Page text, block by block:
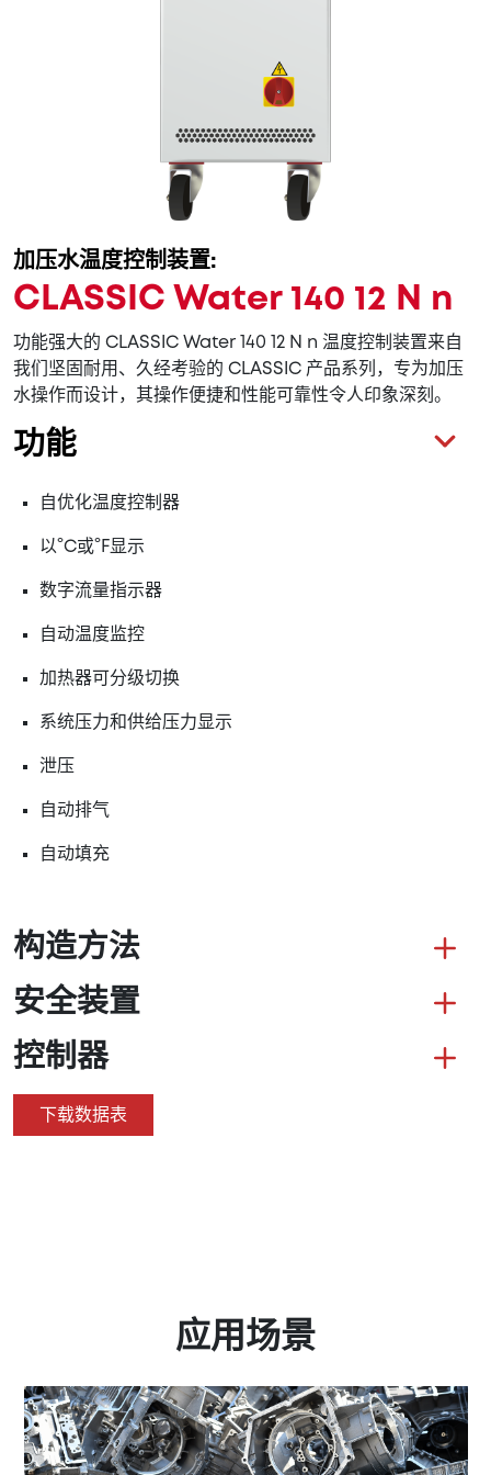
加压水温度控制装置:
CLASSIC Water 140 12 N n
功能强大的 CLASSIC Water 140 12 N n 温度控制装置来自
我们坚固耐用、久经考验的 CLASSIC 产品系列，专为加压
水操作而设计，其操作便捷和性能可靠性令人印象深刻。
功能
自优化温度控制器
以°C或°F显示
数字流量指示器
自动温度监控
加热器可分级切换
系统压力和供给压力显示
泄压
自动排气
自动填充
构造方法
安全装置
控制器
下载数据表
应用场景